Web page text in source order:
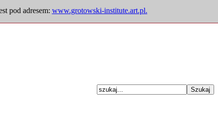
pod adresem: www.grotowski-institute.art.pl.